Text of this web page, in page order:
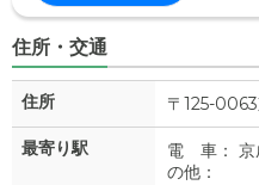
住所・交通
住所 〒125-
最寄り駅
電 車： 京
の他：